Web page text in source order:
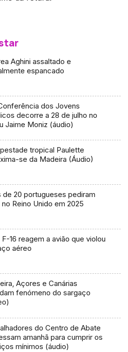
Aghini assaltado e
espancado
dos Jovens
decorre a 28 de julho no
Jaime Moniz (áudio)
tropical Paulette
se da Madeira (Áudio)
de 20 portugueses pediram
no Reino Unido em 2025
F-16 reagem a avião que violou
aéreo
Açores e Canárias
fenómeno do sargaço
do Centro de Abate
amanhã para cumprir os
mínimos (áudio)